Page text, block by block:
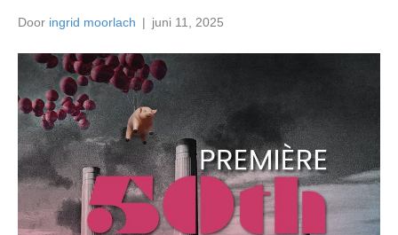
Door ingrid moorlach | juni 11, 2025